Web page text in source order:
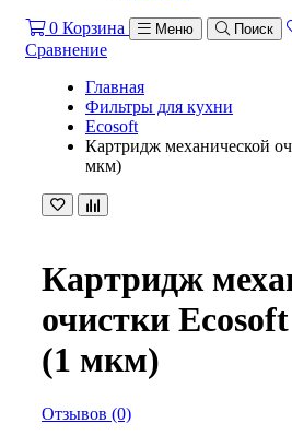
0 Корзина Меню Поиск
Сравнение
Главная
Фильтры для кухни
Ecosoft
Картридж механической
мкм)
Картридж
очистки
(1 мкм)
Отзывов (0)